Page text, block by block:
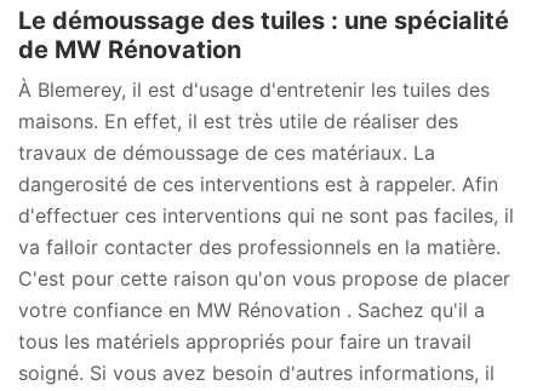
Le démoussage des tuiles : une spécialité
de MW Rénovation
À Blemerey, il est d'usage d'entretenir les tuiles des
maisons. En effet, il est très utile de réaliser des
travaux de démoussage de ces matériaux. La
dangerosité de ces interventions est à rappeler. Afin
d'effectuer ces interventions qui ne sont pas faciles, il
va falloir contacter des professionnels en la matière.
C'est pour cette raison qu'on vous propose de placer
votre confiance en MW Rénovation . Sachez qu'il a
tous les matériels appropriés pour faire un travail
soigné. Si vous avez besoin d'autres informations, il